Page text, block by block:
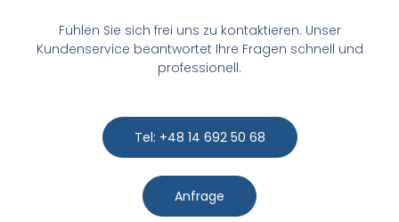
Kunststoffe
HIPS-Polystyrol
Polyamid / PA
Polypropylen / PP
Fühlen Sie sich frei uns zu kontaktieren. Unser
Kundenservice beantwortet Ihre Fragen schnell und
professionell.
Tel: +48 14 692 50 68
Anfrage